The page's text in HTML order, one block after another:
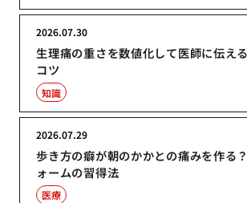
生理痛の重さを数値化して医師に伝え
コツ
2026.07.30
知識
歩き方の癖が朝のかかとの痛みを作る
ォームの習得法
2026.07.29
医療